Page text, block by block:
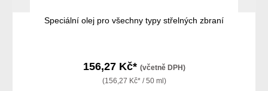
Speciální olej pro všechny typy střelných zbraní
156,27 Kč* (včetně DPH)
(156,27 Kč* / 50 ml)